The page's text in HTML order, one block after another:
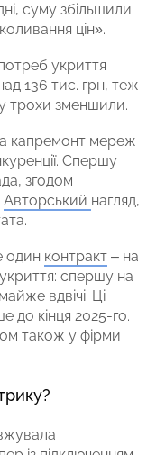
суму збільшили
цін».
укриття
136 тис. грн, теж
трохи зменшили.
капремонт мереж
Спершу
згодом
Авторський нагляд,
один контракт – на
спершу на
вдвічі. Ці
до кінця 2025-го.
також у фірми